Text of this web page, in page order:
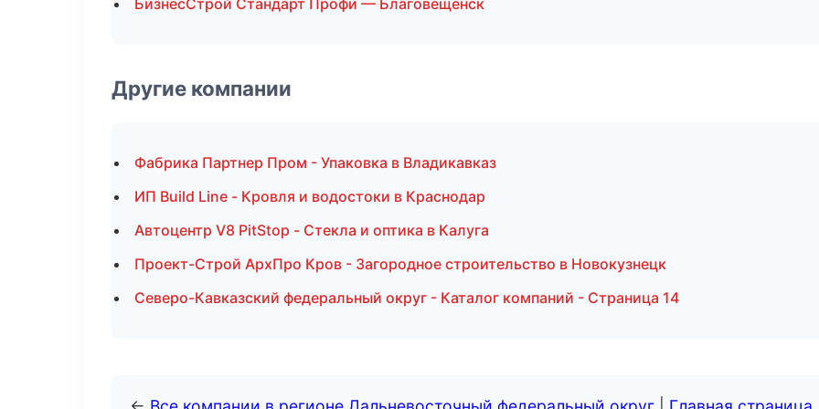
БизнесСтрой Стандарт Профи — Благовещенск
Другие компании
Фабрика Партнер Пром - Упаковка в Владикавказ
ИП Build Line - Кровля и водостоки в Краснодар
Автоцентр V8 PitStop - Стекла и оптика в Калуга
Проект-Строй АрхПро Кров - Загородное строительство в Новокузнецк
Северо-Кавказский федеральный округ - Каталог компаний - Страница 14